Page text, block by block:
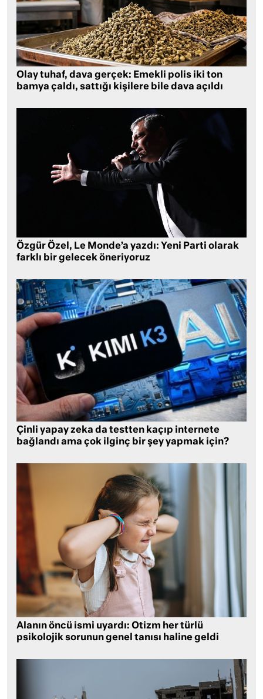
Olay tuhaf, dava gerçek: Emekli polis iki ton
bamya çaldı, sattığı kişilere bile dava açıldı
Özgür Özel, Le Monde’a yazdı: Yeni Parti olarak
farklı bir gelecek öneriyoruz
Çinli yapay zeka da testten kaçıp internete
bağlandı ama çok ilginç bir şey yapmak için?
Alanın öncü ismi uyardı: Otizm her türlü
psikolojik sorunun genel tanısı haline geldi